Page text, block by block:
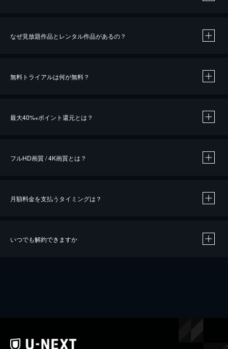
なぜ見放題作品とレンタル作品があるの？
無料トライアルは何が無料？
最大40%※ポイント還元とは？
※40％ポイント還元の対象は、クレジットカード決済による作品の購入 / レンタルです。
フルHD画質 / 4K画質とは？
月額料金を支払うタイミングは？
いつでも解約できますか